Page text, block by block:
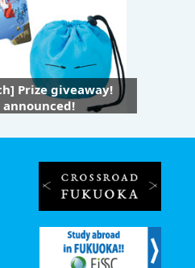
Prize giveaway!